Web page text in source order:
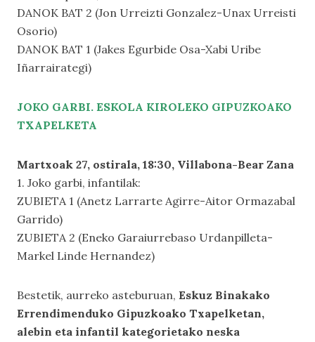
DANOK BAT 2 (Jon Urreizti Gonzalez-Unax Urreisti
Osorio)
DANOK BAT 1 (Jakes Egurbide Osa-Xabi Uribe
Iñarrairategi)
JOKO GARBI. ESKOLA KIROLEKO GIPUZKOAKO
TXAPELKETA
Martxoak 27, ostirala, 18:30, Villabona-Bear Zana
1. Joko garbi, infantilak:
ZUBIETA 1 (Anetz Larrarte Agirre-Aitor Ormazabal
Garrido)
ZUBIETA 2 (Eneko Garaiurrebaso Urdanpilleta-
Markel Linde Hernandez)
Bestetik, aurreko asteburuan, Eskuz Binakako
Errendimenduko Gipuzkoako Txapelketan,
alebin eta infantil kategorietako neska